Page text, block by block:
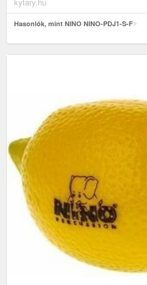
Hasonlók, mint NINO NINO-PDJ1-S-F